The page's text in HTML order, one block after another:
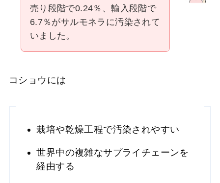
売り段階で0.24％、輸入段階で
6.7％がサルモネラに汚染されて
いました。
コショウには
栽培や乾燥工程で汚染されやすい
世界中の複雑なサプライチェーンを
経由する